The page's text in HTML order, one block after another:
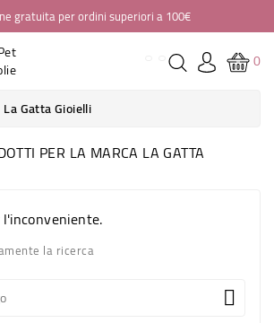
gratuita per ordini superiori a 100€
0
La Gatta Gioielli
PER LA MARCA LA GATTA
la ricerca
